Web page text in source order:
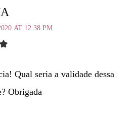
AT 12:38 PM
Qual seria a validade dessa
Obrigada